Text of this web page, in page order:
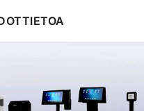
TIETOA